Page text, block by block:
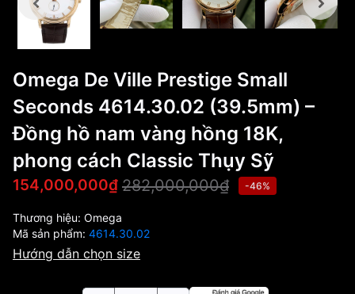
Omega De Ville Prestige Small
Seconds 4614.30.02 (39.5mm) –
Đồng hồ nam vàng hồng 18K,
phong cách Classic Thụy Sỹ
154,000,000₫ 282,000,000₫ -46%
Thương hiệu: Omega
Mã sản phẩm: 4614.30.02
Hướng dẫn chọn size